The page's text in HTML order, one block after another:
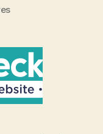
sur
découverte
de
Check
my
Website